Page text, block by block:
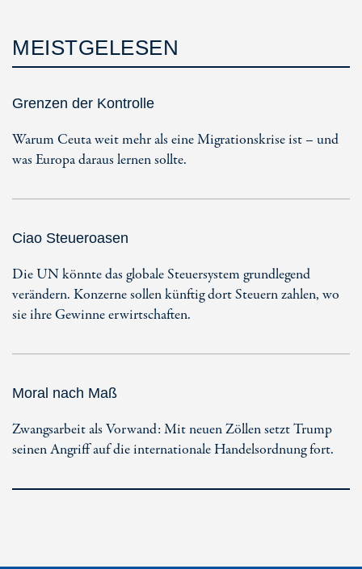
MEISTGELESEN
Grenzen der Kontrolle
Warum Ceuta weit mehr als eine Migrationskrise ist – und
was Europa daraus lernen sollte.
Ciao Steueroasen
Die UN könnte das globale Steuersystem grundlegend
verändern. Konzerne sollen künftig dort Steuern zahlen, wo
sie ihre Gewinne erwirtschaften.
Moral nach Maß
Zwangsarbeit als Vorwand: Mit neuen Zöllen setzt Trump
seinen Angriff auf die internationale Handelsordnung fort.